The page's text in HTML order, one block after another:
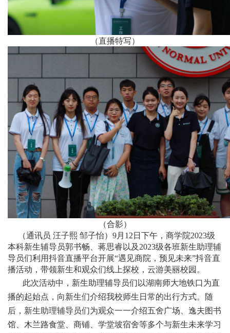
（直播特写）
（合影）
（通讯员 汪子熙 邹子怡）9月12日下午，商学院2023级
本科新生辅导员郭书畅、蒋思睿以及2023级各班新生助理辅
导员们利用抖音直播平台开展“遇见商院，预见未来”抖音直
播活动，带领新生和观众们线上探校，云游美丽校园。
此次活动中，新生助理辅导员们以湖南师大地铁口为直
播的起始点，向新生们介绍我校师生日常的出行方式。随
后，新生助理辅导员们为观众一一介绍五舍广场、逸夫图书
馆、木兰路食堂、商铺、学堂坡宿舍等多个与新生未来学习